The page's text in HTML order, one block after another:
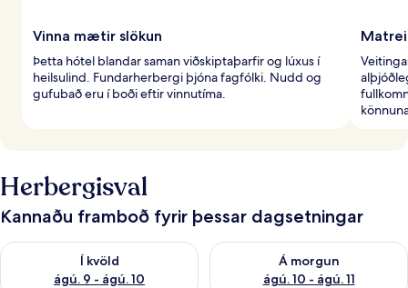
Vinna mætir slökun
Þetta hótel blandar saman viðskiptaþarfir og lúxus í
heilsulind. Fundarherbergi þjóna fagfólki. Nudd og
gufubað eru í boði eftir vinnutíma.
Herbergisval
Kannaðu framboð fyrir þessar dagsetningar
Í kvöld
ágú. 9 - ágú. 10
Athuga framboð í kvöld ágú. 9 - ágú. 10
Á morgun
ágú. 10 - ágú. 11
Athuga framboð á morgun